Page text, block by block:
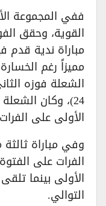
ففي المجموعة
مباراة ندية قدم
مميزاً رغم
24)، وكان
الأولى على الفرات (25-16).
وفي مباراة
الأولى بينما
التوالي.